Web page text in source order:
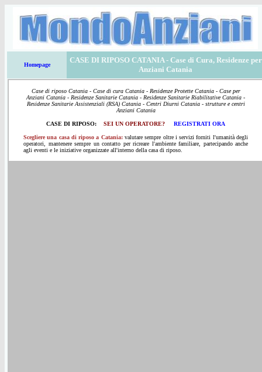
Homepage
CASE DI RIPOSO CATANIA- Case di Cura, Residenze per
Anziani Catania
Case di riposo Catania - Case di cura Catania - Residenze Protette Catania - Case per
Anziani Catania - Residenze Sanitarie Catania - Residenze Sanitarie Riabilitative Catania -
Residenze Sanitarie Assistenziali (RSA) Catania - Centri Diurni Catania - strutture e centri
Anziani Catania
CASE DI RIPOSO: SEI UN OPERATORE? REGISTRATI ORA
Scegliere una casa di riposo a Catania: valutare sempre oltre i servizi forniti l'umanità degli
operatori, mantenere sempre un contatto per ricreare l'ambiente familiare, partecipando anche
agli eventi e le iniziative organizzate all'interno della casa di riposo.